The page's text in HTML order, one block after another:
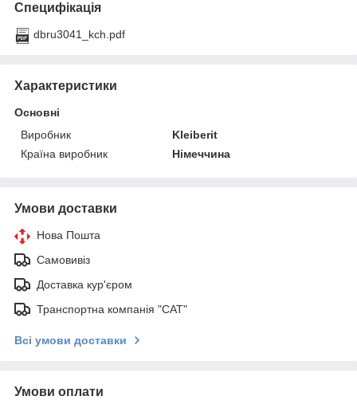
Специфікація
dbru3041_kch.pdf
Характеристики
Основні
Виробник
Kleiberit
Країна виробник
Німеччина
Умови доставки
Нова Пошта
Самовивіз
Доставка кур'єром
Транспортна компанія "САТ"
Всі умови доставки
Умови оплати